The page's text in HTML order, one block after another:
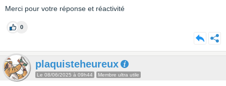
Merci pour votre réponse et réactivité
0
plaquisteheureux
Le 08/06/2025 à 09h44 Membre ultra utile